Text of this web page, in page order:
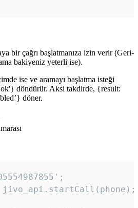
bir çağrı başlatmanıza izin verir (Geri-
bakiyeniz yeterli ise).
ise ve aramayı başlatma isteği
döndürür. Aksi takdirde, {result:
döner.